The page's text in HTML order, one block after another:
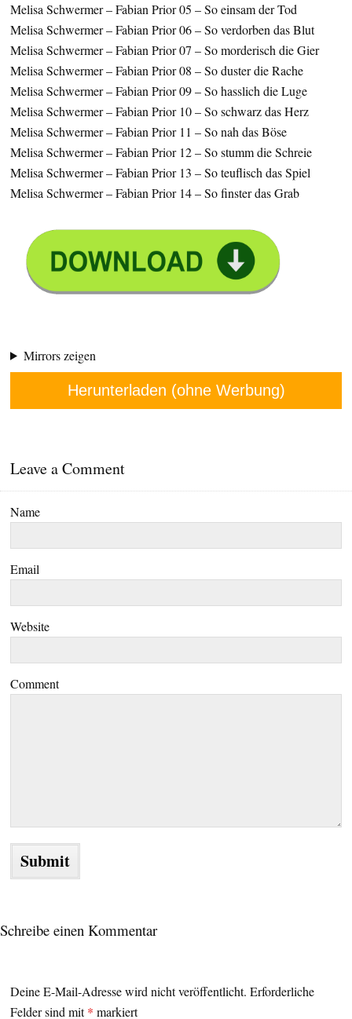
Melisa Schwermer – Fabian Prior 05 – So einsam der Tod
Melisa Schwermer – Fabian Prior 06 – So verdorben das Blut
Melisa Schwermer – Fabian Prior 07 – So morderisch die Gier
Melisa Schwermer – Fabian Prior 08 – So duster die Rache
Melisa Schwermer – Fabian Prior 09 – So hasslich die Luge
Melisa Schwermer – Fabian Prior 10 – So schwarz das Herz
Melisa Schwermer – Fabian Prior 11 – So nah das Böse
Melisa Schwermer – Fabian Prior 12 – So stumm die Schreie
Melisa Schwermer – Fabian Prior 13 – So teuflisch das Spiel
Melisa Schwermer – Fabian Prior 14 – So finster das Grab
Mirrors zeigen
Herunterladen (ohne Werbung)
Leave a Comment
Name
Email
Website
Comment
Schreibe einen Kommentar
Deine E-Mail-Adresse wird nicht veröffentlicht. Erforderliche
Felder sind mit* markiert